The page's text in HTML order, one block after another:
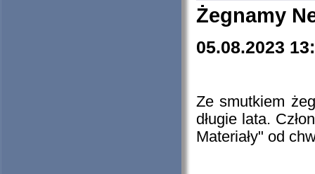
Żegnamy
05.08.2023
Ze smutkiem
długie lata.
Materiały" od